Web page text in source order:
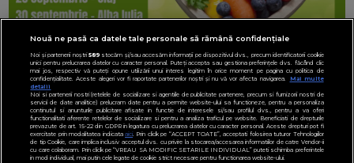
Nouă ne pasă ca datele tale personale să rămână confidențiale
Noi și partenerii noștri589stocăm și/sau accesăm informații pe dispozitivul dvs., precum identificatorii cookie
unici pentru prelucrarea datelor cu caracter personal. Puteți accepta sau gestiona preferințele dvs. făcând clic
mai jos, respectiv vă puteți opune utilizării unui interes legitim în orice moment pe pagina cu politica de
confidențialitate. Aceste alegeri vor fi raportate partenerilor noștri și nu vă vor afecta navigarea.
Mai multe
detalii
Noi si partenerii nostri (retelele de socializare si agentiile de publicitate partenere, precum si furnizorii nostri de
servicii de date analitice) prelucram date pentru a permite website-ului sa functioneze, pentru a personaliza
continutul si anunturile publicitare afisate in functie de interesele si/sau profilul dvs., pentru a va oferi
functionalitati aferente retelelor de socializare si pentru a analiza traficul pe website. Beneficiati de drepturile
prevazute de art. 15-22 din GDPR in legatura cu prelucrarea datelor cu caracter personal. Aceste drepturi pot fi
exercitate prin modalitatea indicataaici. Prin click pe “ACCEPT TOATE”, acceptati folosirea tuturor Tehnologiilor
de tip Cookie, care implica inclusiv acceptul dvs. cu privire la stocarea/accesarea informatiilor de catre Vendor-ii
cu care colaboram. Prin click pe “VREAU SA MODIFIC SETARILE INDIVIDUAL” puteti schimba preferintele
in mod individual, mai putin cele legate de cookie strict necesare pentru functionarea website-ului.